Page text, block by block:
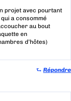
projet avec pourtant
a consommé
au bout
en
d’hôtes)
⮑ Répondre